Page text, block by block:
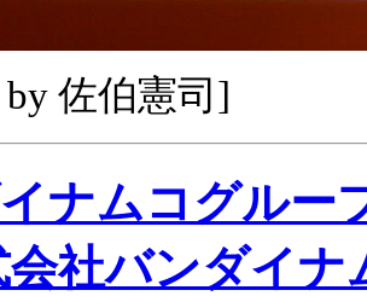
by 佐伯憲司]
ナムコグルー
会社バンダイナ